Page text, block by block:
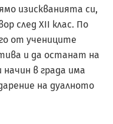
изискванията си,
след XII клас. По
от учениците
и да останат на
в града има
на дуалното